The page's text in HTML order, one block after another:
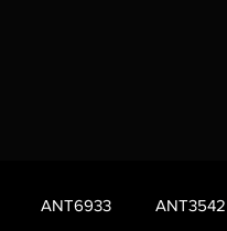
ANT6933 ANT3542